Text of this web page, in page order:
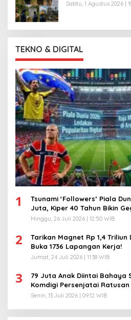
Sabtu, 1 Agustus 2026 |
TEKNO & DIGITAL
1
Tsunami ‘Followers’ Piala
Juta, Kiper 40 Tahun Bikin
Minggu, 26 Juli 2026 | 12:50 WIB
2
Tarikan Magnet Rp 1,4 Triliun
Buka 1736 Lapangan Kerja!
Jumat, 24 Juli 2026 | 11:38 WIB
3
79 Juta Anak Diintai Bahaya
Komdigi Persenjatai Ratusan
Senin, 13 Juli 2026 | 09:12 WIB